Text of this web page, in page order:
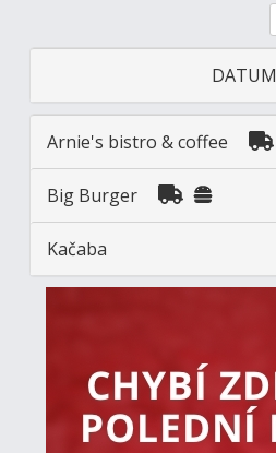
DATUM
Arnie's bistro & coffee
Big Burger
Kačaba